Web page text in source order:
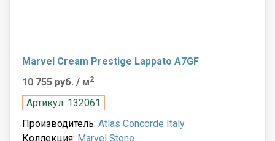
Marvel Cream Prestige Lappato A7GF
10 755 руб. / м2
Артикул: 132061
Производитель: Atlas Concorde Italy
Коллекция: Marvel Stone